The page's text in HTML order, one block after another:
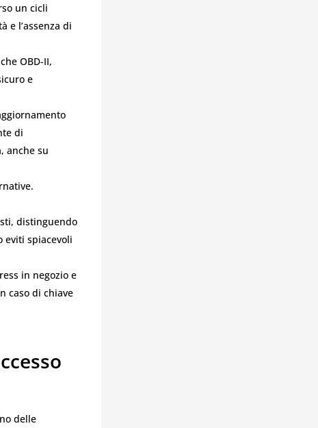
un cicli
e l’assenza di
OBD-II,
e
di
anche su
distinguendo
eviti spiacevoli
in negozio e
caso di chiave
delle